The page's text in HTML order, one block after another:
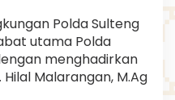
Polda Sulteng
utama Polda
menghadirkan
Malarangan, M.Ag